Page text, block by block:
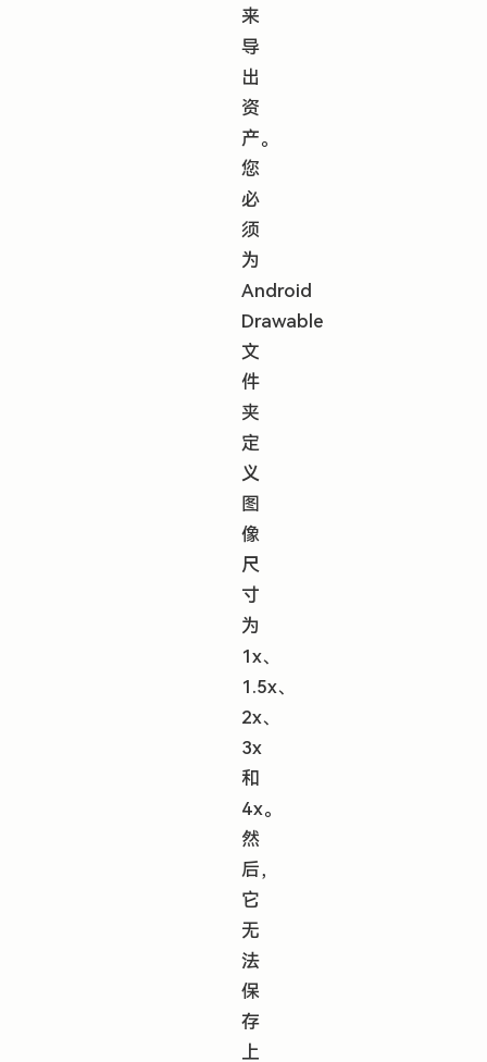
来
导
出
资
产。
您
必
须
为
Android
Drawable
文
件
夹
定
义
图
像
尺
寸
为
1x、
1.5x、
2x、
3x
和
4x。
然
后，
它
无
法
保
存
上